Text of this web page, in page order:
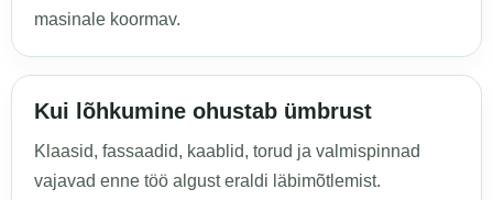
masinale koormav.
Kui lõhkumine ohustab ümbrust
Klaasid, fassaadid, kaablid, torud ja valmispinnad
vajavad enne töö algust eraldi läbimõtlemist.